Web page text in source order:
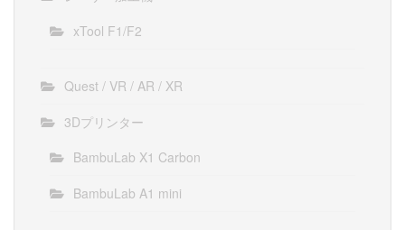
xTool F1/F2
Quest / VR / AR / XR
3Dプリンター
BambuLab X1 Carbon
BambuLab A1 mini